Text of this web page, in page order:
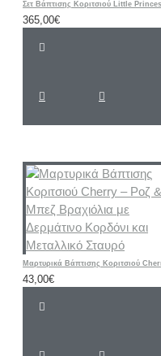
365,00€
43,00€